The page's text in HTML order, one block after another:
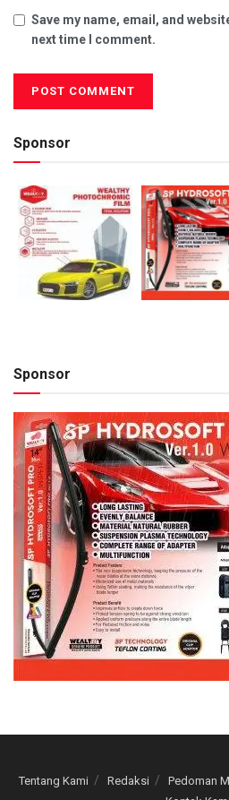
Save my name, email, and
next time I comment.
Sponsor
Sponsor
Tentang Kami Redaksi Pedoman